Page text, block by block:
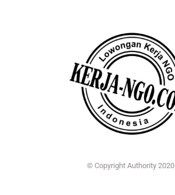
© Copyright Authority 2020